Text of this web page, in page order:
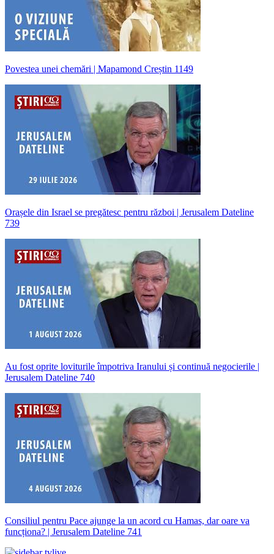
Povestea unei chemări | Mapamond Creștin 1149
Orașele din Israel se pregătesc pentru război | Jerusalem Dateline
739
Au fost oprite loviturile împotriva Iranului și continuă negocierile |
Jerusalem Dateline 740
Consiliul pentru Pace ajunge la un acord cu Hamas, dar oare va
funcționa? | Jerusalem Dateline 741